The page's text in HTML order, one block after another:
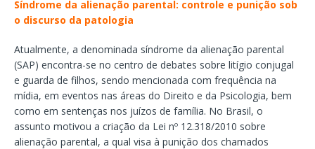
Síndrome da alienação parental: controle e punição sob
o discurso da patologia
Atualmente, a denominada síndrome da alienação parental
(SAP) encontra-se no centro de debates sobre litígio conjugal
e guarda de filhos, sendo mencionada com frequência na
mídia, em eventos nas áreas do Direito e da Psicologia, bem
como em sentenças nos juízos de família. No Brasil, o
assunto motivou a criação da Lei nº 12.318/2010 sobre
alienação parental, a qual visa à punição dos chamados